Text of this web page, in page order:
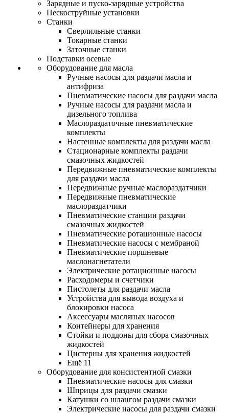
Зарядные и пуско-зарядные устройства
Пескоструйные установки
Станки
Сверлильные станки
Токарные станки
Заточные станки
Подставки осевые
Оборудование для масла
Ручные насосы для раздачи масла и
антифриза
Пневматические насосы для раздачи масла
Ручные насосы для раздачи масла и
дизельного топлива
Маслораздаточные пневматические
комплекты
Настенные комплекты для раздачи масла
Стационарные комплекты раздачи
смазочных жидкостей
Передвижные пневматические комплекты
для раздачи масла
Передвижные ручные маслораздатчики
Передвижные пневматические
маслораздатчики
Пневматические станции раздачи
смазочных жидкостей
Пневматические ротационные насосы
Пневматические насосы с мембраной
Пневматические поршневые
маслонагнетатели
Электрические ротационные насосы
Расходомеры и счетчики
Пистолеты для раздачи масла
Устройства для вывода воздуха и
блокировки насоса
Аксессуары масляных насосов
Контейнеры для хранения
Стойки и поддоны для сбора смазочных
жидкостей
Цистерны для хранения жидкостей
Ещё 11
Оборудование для консистентной смазки
Пневматические насосы для смазки
Шприцы для раздачи смазки
Катушки со шлангом раздачи смазки
Электрические насосы для раздачи смазки